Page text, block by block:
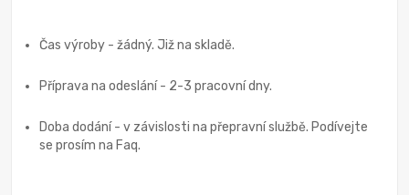
Čas výroby - žádný. Již na skladě.
Příprava na odeslání - 2-3 pracovní dny.
Doba dodání - v závislosti na přepravní službě. Podívejte
se prosím na Faq.